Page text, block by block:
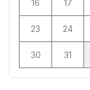
16 17
23 24
30 31